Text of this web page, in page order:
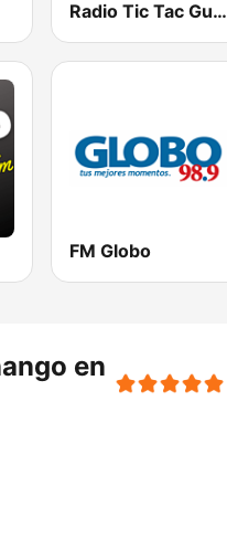
Radio Tic Tac Guatemala
FM Globo
en